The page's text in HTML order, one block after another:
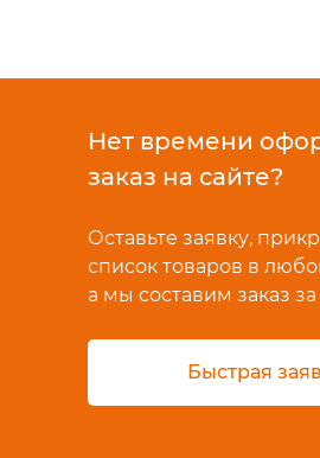
Нет времени
заказ на сайте?
Оставьте заявку,
список товаров в
а мы составим заказ за
Быстрая